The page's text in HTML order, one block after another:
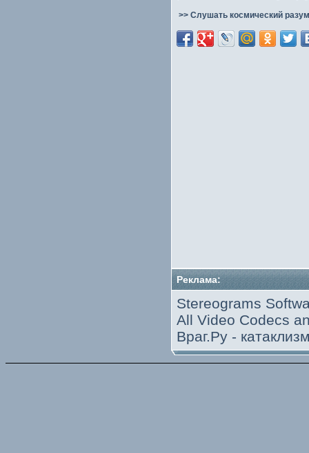
>> Слушать космический
Реклама:
Stereograms
All Video Codecs
Враг.Ру -